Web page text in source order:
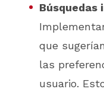
que
las
usuario.